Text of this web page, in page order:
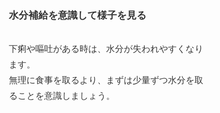
水分補給を意識して様子を見る
下痢や嘔吐がある時は、水分が失われやすくなり
ます。
無理に食事を取るより、まずは少量ずつ水分を取
ることを意識しましょう。